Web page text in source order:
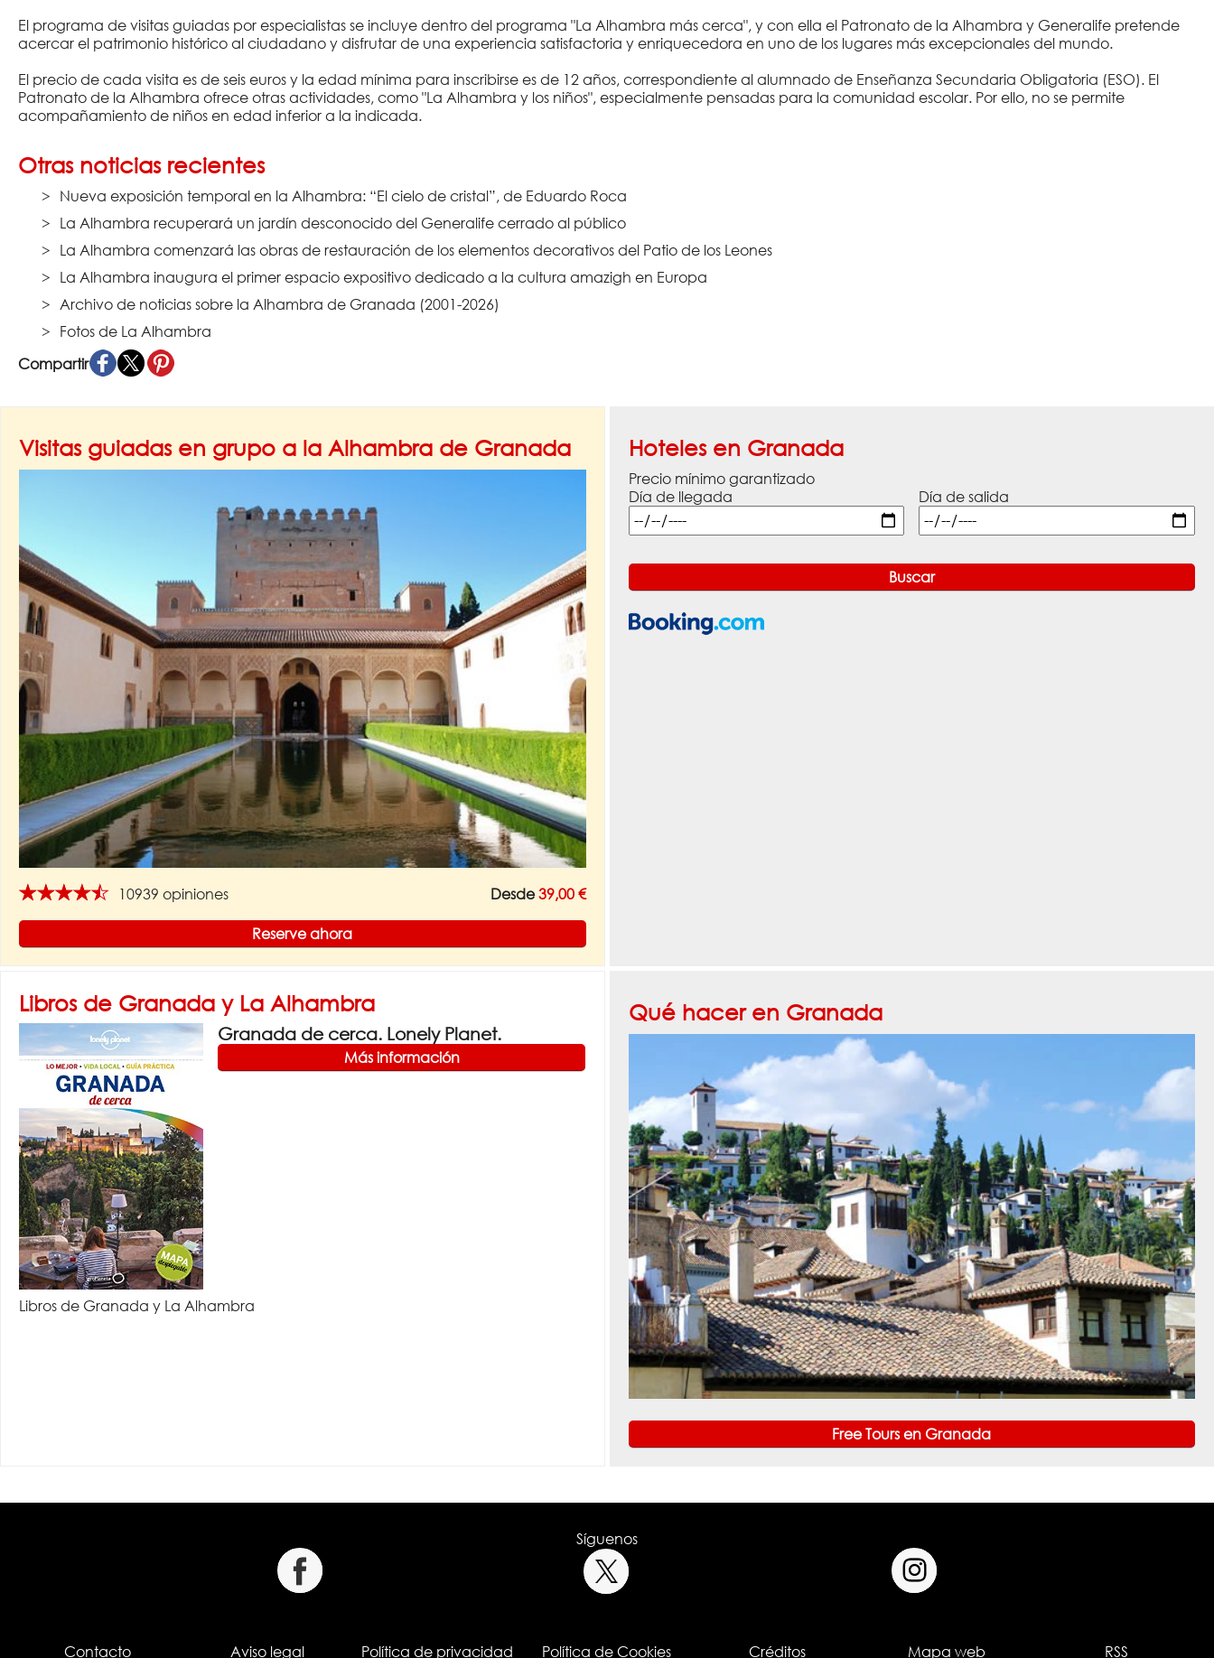
El programa de visitas guiadas por especialistas se incluye dentro del programa "La Alhambra más cerca", y con ella el Patronato de la Alhambra y Generalife pretende
acercar el patrimonio histórico al ciudadano y disfrutar de una experiencia satisfactoria y enriquecedora en uno de los lugares más excepcionales del mundo.
El precio de cada visita es de seis euros y la edad mínima para inscribirse es de 12 años, correspondiente al alumnado de Enseñanza Secundaria Obligatoria (ESO). El
Patronato de la Alhambra ofrece otras actividades, como "La Alhambra y los niños", especialmente pensadas para la comunidad escolar. Por ello, no se permite
acompañamiento de niños en edad inferior a la indicada.
Otras noticias recientes
Nueva exposición temporal en la Alhambra: “El cielo de cristal”, de Eduardo Roca
La Alhambra recuperará un jardín desconocido del Generalife cerrado al público
La Alhambra comenzará las obras de restauración de los elementos decorativos del Patio de los Leones
La Alhambra inaugura el primer espacio expositivo dedicado a la cultura amazigh en Europa
Archivo de noticias sobre la Alhambra de Granada (2001-2026)
Fotos de La Alhambra
Compartir
Visitas guiadas en grupo a la Alhambra de Granada
★★★★★ 10939 opiniones Desde39,00 €
Reserve ahora
Hoteles en Granada
Precio mínimo garantizado
Día de llegada
Día de salida
Libros de Granada y La Alhambra
Granada de cerca. Lonely Planet.
Más información
Libros de Granada y La Alhambra
Qué hacer en Granada
Free Tours en Granada
Síguenos
Contacto Aviso legal Política de privacidad Política de Cookies Créditos Mapa web RSS